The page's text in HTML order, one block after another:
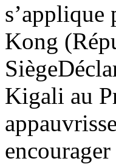
s’applique
Kong
Siège
Kigali au